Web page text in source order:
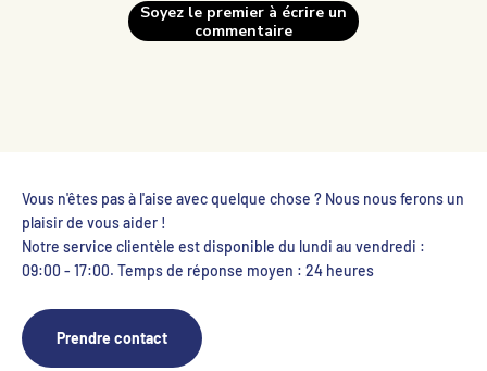
Soyez le premier à écrire un
commentaire
Vous n'êtes pas à l'aise avec quelque chose ? Nous nous ferons un
plaisir de vous aider !
Notre service clientèle est disponible du lundi au vendredi :
09:00 - 17:00. Temps de réponse moyen : 24 heures
Prendre contact